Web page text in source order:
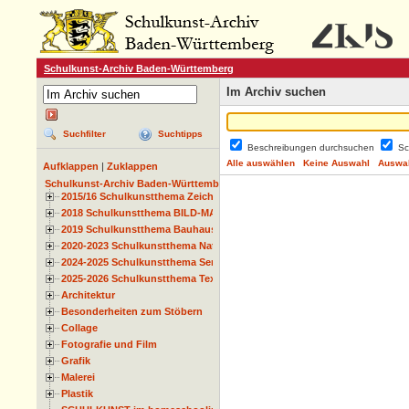
Schulkunst-Archiv Baden-Württemberg
Suchfilter Suchtipps
Aufklappen
Zuklappen
Schulkunst-Archiv Baden-Württemberg
2015/16 Schulkunstthema Zeichnen
2018 Schulkunstthema BILD-MATERIAL-OBJEKT
2019 Schulkunstthema Bauhaus
2020-2023 Schulkunstthema Natur und Zeit
2024-2025 Schulkunstthema Serie
2025-2026 Schulkunstthema Textil
Architektur
Besonderheiten zum Stöbern
Collage
Fotografie und Film
Grafik
Malerei
Plastik
Im Archiv suchen
Beschreibungen durchsuchen
Alle auswählen
Keine Auswahl